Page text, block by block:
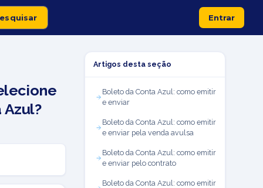
Entrar
Artigos desta seção
Boleto da Conta Azul: como emitir
e enviar
Boleto da Conta Azul: como emitir
e enviar pela venda avulsa
Boleto da Conta Azul: como emitir
e enviar pelo contrato
Boleto da Conta Azul: como emitir